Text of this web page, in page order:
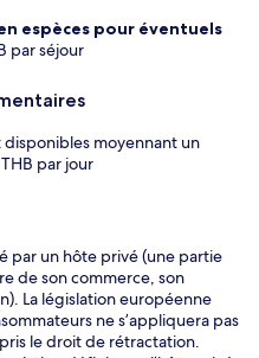
espèces pour éventuels
par séjour
moyennant un
par jour
par un hôte privé (une partie
de son commerce, son
La législation européenne
ne s’appliquera pas
le droit de rétractation.